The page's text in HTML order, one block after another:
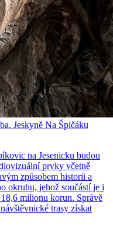
Jeskyně Na Špičáku
na Jesenicku budou
prvky včetně
způsobem historii a
okruhu, jehož součástí je i
milionu korun. Správě
trasy získat